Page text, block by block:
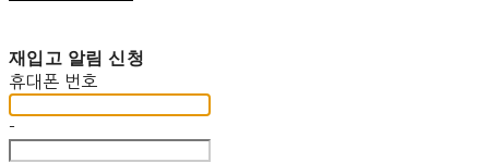
재입고 알림 신청
휴대폰 번호
-